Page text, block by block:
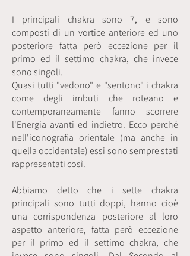
I principali chakra sono 7, e sono
composti di un vortice anteriore ed uno
posteriore fatta però eccezione per il
primo ed il settimo chakra, che invece
sono singoli.
Quasi tutti "vedono" e "sentono" i chakra
come degli imbuti che roteano e
contemporaneamente fanno scorrere
l'Energia avanti ed indietro. Ecco perché
nell'iconografia orientale (ma anche in
quella occidentale) essi sono sempre stati
rappresentati così.
Abbiamo detto che i sette chakra
principali sono tutti doppi, hanno cioè
una corrispondenza posteriore al loro
aspetto anteriore, fatta però eccezione
per il primo ed il settimo chakra, che